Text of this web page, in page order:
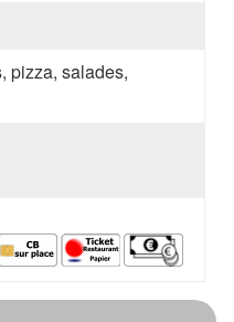
pizza, salades,